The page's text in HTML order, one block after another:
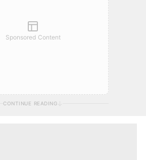
Sponsored Content
CONTINUE READING